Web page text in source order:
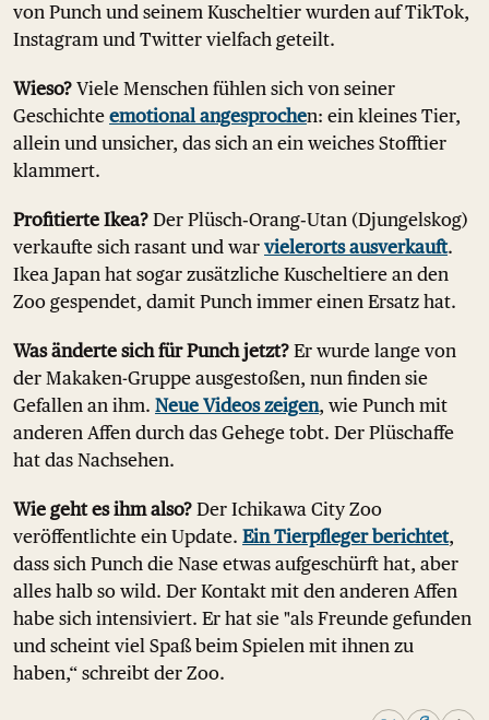
von Punch und seinem Kuscheltier wurden auf TikTok,
Instagram und Twitter vielfach geteilt.
Wieso? Viele Menschen fühlen sich von seiner
Geschichte emotional angesprochen: ein kleines Tier,
allein und unsicher, das sich an ein weiches Stofftier
klammert.
Profitierte Ikea? Der Plüsch‑Orang‑Utan (Djungelskog)
verkaufte sich rasant und war vielerorts ausverkauft.
Ikea Japan hat sogar zusätzliche Kuscheltiere an den
Zoo gespendet, damit Punch immer einen Ersatz hat.
Was änderte sich für Punch jetzt? Er wurde lange von
der Makaken-Gruppe ausgestoßen, nun finden sie
Gefallen an ihm. Neue Videos zeigen, wie Punch mit
anderen Affen durch das Gehege tobt. Der Plüschaffe
hat das Nachsehen.
Wie geht es ihm also? Der Ichikawa City Zoo
veröffentlichte ein Update. Ein Tierpfleger berichtet,
dass sich Punch die Nase etwas aufgeschürft hat, aber
alles halb so wild. Der Kontakt mit den anderen Affen
habe sich intensiviert. Er hat sie "als Freunde gefunden
und scheint viel Spaß beim Spielen mit ihnen zu
haben,“ schreibt der Zoo.